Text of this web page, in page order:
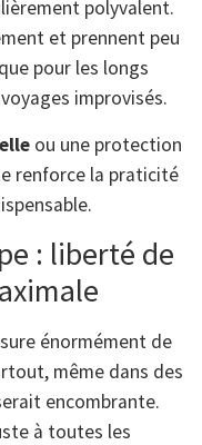
polyvalent.
et prennent peu
pour les longs
improvisés.
ou une protection
renforce la praticité
: liberté de
énormément de
même dans des
encombrante.
à toutes les